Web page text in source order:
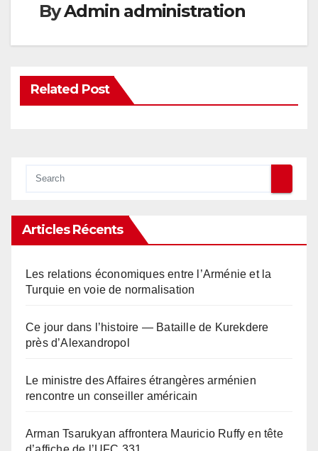
ByAdmin administration
Related Post
Articles Récents
Les relations économiques entre l’Arménie et la
Turquie en voie de normalisation
Ce jour dans l’histoire — Bataille de Kurekdere
près d’Alexandropol
Le ministre des Affaires étrangères arménien
rencontre un conseiller américain
Arman Tsarukyan affrontera Mauricio Ruffy en tête